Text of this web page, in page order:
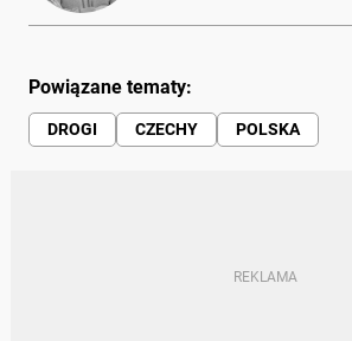
Powiązane tematy:
DROGI CZECHY
POLSKA